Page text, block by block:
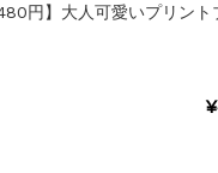
円】大人可愛いプリント